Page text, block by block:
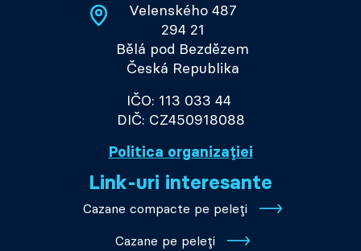
Velenského 487
294 21
Bělá pod Bezdězem
Česká Republika
IČO: 113 033 44
DIČ: CZ450918088
Politica organizației
Link-uri interesante
Cazane compacte pe peleți
Cazane pe peleți